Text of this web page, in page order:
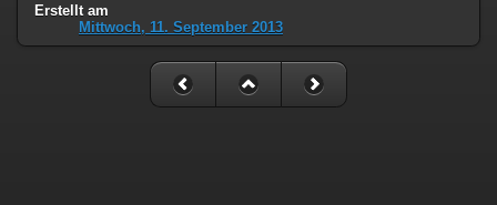
Erstellt am
Mittwoch, 11. September 2013